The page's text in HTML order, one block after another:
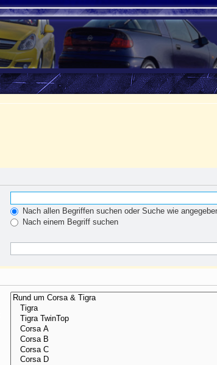
Nach allen Begriffen suchen oder Suche wie
Nach einem Begriff suchen